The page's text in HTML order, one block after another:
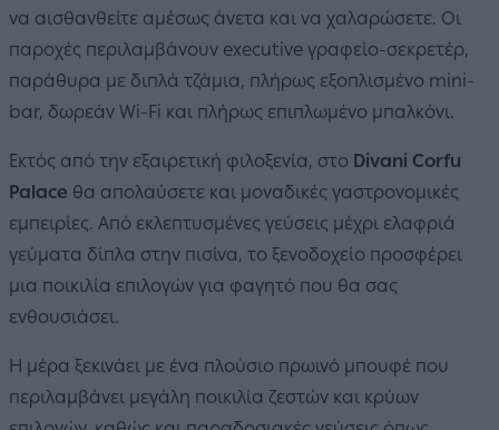
να αισθανθείτε αμέσως άνετα και να χαλαρώσετε. Οι
παροχές περιλαμβάνουν executive γραφείο-σεκρετέρ,
παράθυρα με διπλά τζάμια, πλήρως εξοπλισμένο mini-
bar, δωρεάν Wi-Fi και πλήρως επιπλωμένο μπαλκόνι.
Εκτός από την εξαιρετική φιλοξενία, στο Divani Corfu
Palace θα απολαύσετε και μοναδικές γαστρονομικές
εμπειρίες. Από εκλεπτυσμένες γεύσεις μέχρι ελαφριά
γεύματα δίπλα στην πισίνα, το ξενοδοχείο προσφέρει
μια ποικιλία επιλογών για φαγητό που θα σας
ενθουσιάσει.
Η μέρα ξεκινάει με ένα πλούσιο πρωινό μπουφέ που
περιλαμβάνει μεγάλη ποικιλία ζεστών και κρύων